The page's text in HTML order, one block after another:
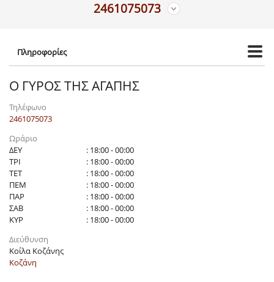
2461075073
Πληροφορίες
Ο ΓΥΡΟΣ ΤΗΣ ΑΓΑΠΗΣ
Τηλέφωνο
2461075073
Ωράριο
ΔΕΥ
: 18:00 - 00:00
ΤΡΙ
: 18:00 - 00:00
ΤΕΤ
: 18:00 - 00:00
ΠΕΜ
: 18:00 - 00:00
ΠΑΡ
: 18:00 - 00:00
ΣΑΒ
: 18:00 - 00:00
ΚΥΡ
: 18:00 - 00:00
Διεύθυνση
Κοίλα Κοζάνης
Κοζάνη